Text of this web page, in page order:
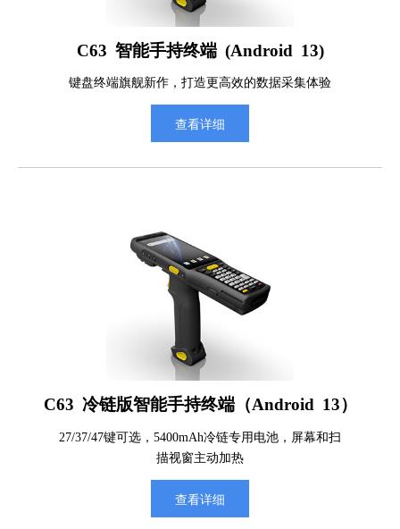
C63 智能手持终端 (Android 13)
键盘终端旗舰新作，打造更高效的数据采集体验
查看详细
C63 冷链版智能手持终端（Android 13）
27/37/47键可选，5400mAh冷链专用电池，屏幕和扫
描视窗主动加热
查看详细